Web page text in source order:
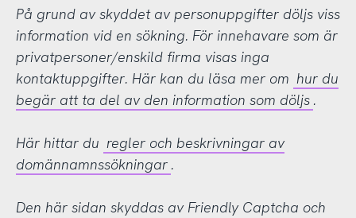
På grund av skyddet av personuppgifter döljs viss
information vid en sökning. För innehavare som är
privatpersoner/enskild firma visas inga
kontaktuppgifter. Här kan du läsa mer om hur du
begär att ta del av den information som döljs .
Här hittar du regler och beskrivningar av
domännamnssökningar .
Den här sidan skyddas av Friendly Captcha och